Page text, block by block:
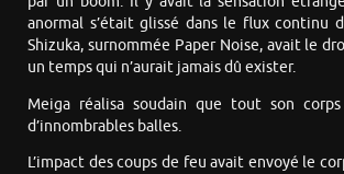
anormal s’était glissé dans le flux continu
Shizuka, surnommée Paper Noise, avait le
un temps qui n’aurait jamais dû exister.
Meiga réalisa soudain que tout son
d’innombrables balles.
L’impact des coups de feu avait envoyé le